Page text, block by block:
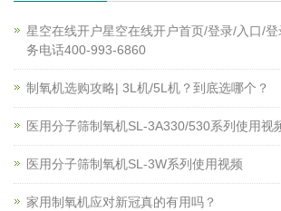
星空在线开户星空在线开户首页/登录/入口/
务电话400-993-6860
制氧机选购攻略| 3L机/5L机？到底选哪个？
医用分子筛制氧机SL-3A330/530系列使用视
医用分子筛制氧机SL-3W系列使用视频
家用制氧机应对新冠真的有用吗？